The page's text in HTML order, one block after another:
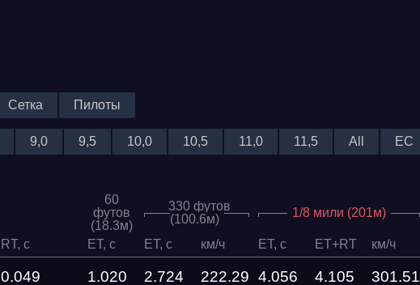
Сетка Пилоты
9,0 9,5 10,0 10,5 11,0 11,5 All EC
60
футов
(18.3м)
330 футов
(100.6м)
1/8 мили (201м)
RT, c ET, c ET, c км/ч ET, c ET+RT км/ч
0.049 1.020 2.724 222.29 4.056 4.105 301.51